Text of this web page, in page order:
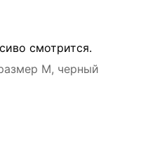
смотрится.
M, черный